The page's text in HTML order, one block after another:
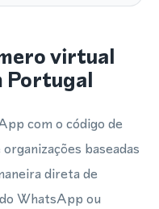
virtual
Portugal
com o código de
baseadas
direta de
WhatsApp ou